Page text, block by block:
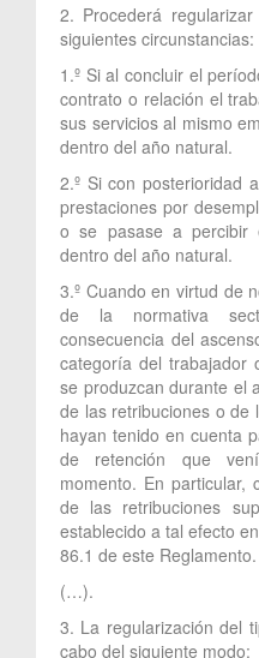
2. Procederá
siguientes circunstancias:
1.º Si al concluir el
contrato o relación el
sus servicios al mismo
dentro del año natural.
2.º Si con posterioridad
prestaciones por
o se pasase a percibir
dentro del año natural.
3.º Cuando en virtud de
de la normativa
consecuencia del
categoría del trabajador
se produzcan durante el
de las retribuciones o de
hayan tenido en cuenta
de retención que
momento. En particular,
de las retribuciones
establecido a tal efecto
86.1 de este Reglamento.
(…).
3. La regularización del
cabo del siguiente modo: